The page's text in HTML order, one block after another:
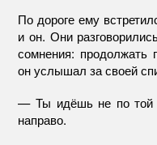
По дороге ему
и он. Они
сомнения: продолжать
он услышал за своей
— Ты идёшь не по той
направо.